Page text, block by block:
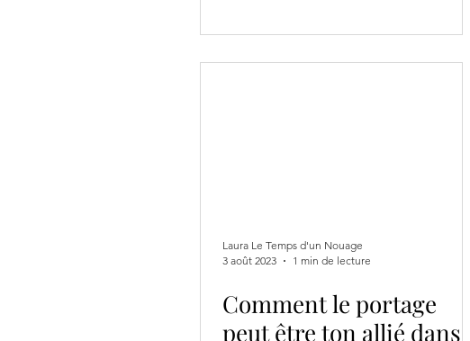
Laura Le Temps d'un Nouage
3 août 2023
1 min de lecture
Comment le portage
peut être ton allié dans